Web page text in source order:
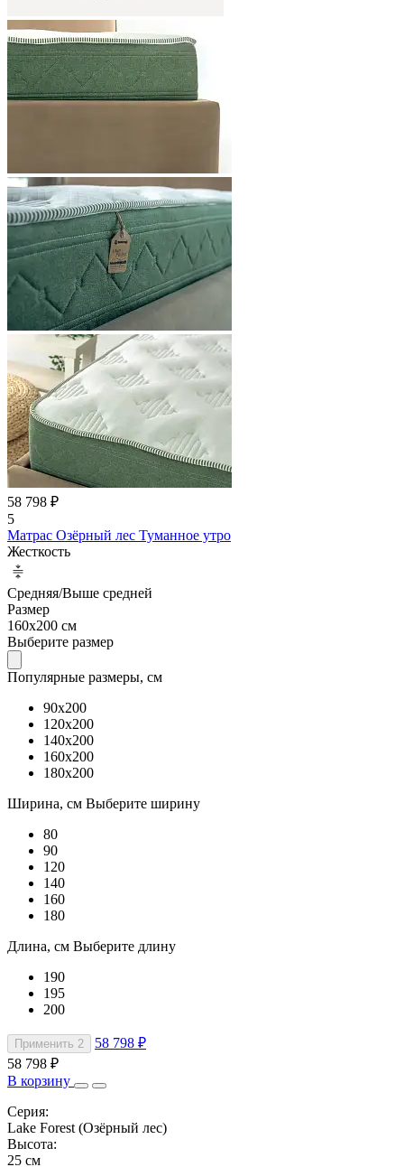
58 798 ₽
5
Матрас Озёрный лес Туманное утро
Жесткость
Средняя/Выше средней
Размер
160x200 см
Выберите размер
Популярные размеры, см
90x200
120x200
140x200
160x200
180x200
Ширина, см Выберите ширину
80
90
120
140
160
180
Длина, см Выберите длину
190
195
200
Применить 2
58 798 ₽
58 798 ₽
В корзину
Серия:
Lake Forest (Озёрный лес)
Высота:
25 см